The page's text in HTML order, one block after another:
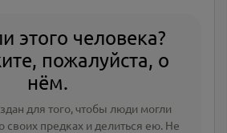
этого человека?
пожалуйста, о
нём.
для того, чтобы люди могли
своих предках и делиться ею. Не